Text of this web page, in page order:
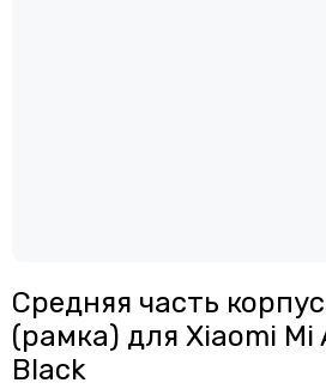
Средняя часть
(рамка) для Xiaomi Mi
Black